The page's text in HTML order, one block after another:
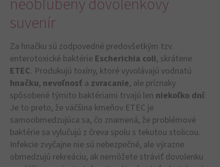
suvenír
Za hnačku sú zodpovedné predovšetkým tzv.
enterotoxické baktérie Escherichia coli, skrátene
ETEC. Produkujú toxíny, ktoré vyvolávajú vodnatú
hnačku, nevoľnosť a zvracanie, ale príznaky
spôsobené týmito baktériami trvajú len niekoľko dní:
Je to preto, že väčšina kmeňov ETEC je
samoobmedzujúca sa, čo znamená, že problémové
baktérie sa vylučujú z čreva spolu s tekutou stolicou.
Infekcie zvyčajne nie sú nebezpečné, ale výrazne
obmedzujú rekreáciu, ak nemôžete stráviť dovolenku